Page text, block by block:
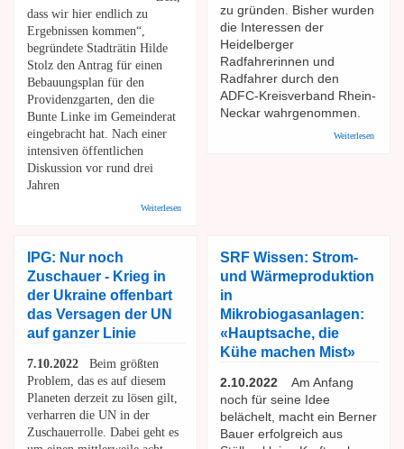
dass wir hier endlich zu
Ergebnissen kommen“,
begründete Stadträtin Hilde
Stolz den Antrag für einen
Bebauungsplan für den
Providenzgarten, den die
Bunte Linke im Gemeinderat
eingebracht hat. Nach einer
intensiven öffentlichen
Diskussion vor rund drei
Jahren
Weiterlesen
zu gründen. Bisher wurden
die Interessen der
Heidelberger
Radfahrerinnen und
Radfahrer durch den
ADFC-Kreisverband Rhein-
Neckar wahrgenommen.
Weiterlesen
IPG: Nur noch
Zuschauer - Krieg in
der Ukraine offenbart
das Versagen der UN
auf ganzer Linie
7.10.2022 Beim größten
Problem, das es auf diesem
Planeten derzeit zu lösen gilt,
verharren die UN in der
Zuschauerrolle. Dabei geht es
SRF Wissen: Strom-
und Wärmeproduktion
in
Mikrobiogasanlagen:
«Hauptsache, die
Kühe machen Mist»
2.10.2022
Am Anfang
noch für seine Idee
belächelt, macht ein Berner
Bauer erfolgreich aus